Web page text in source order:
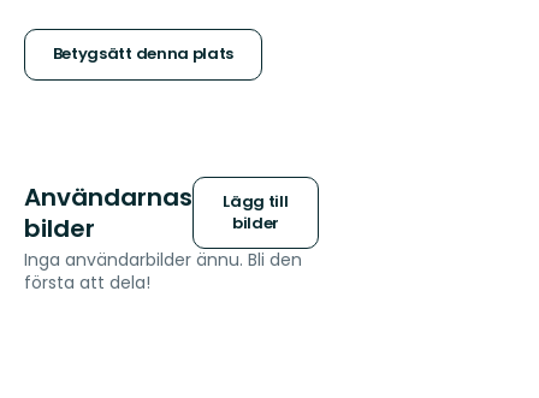
stjärnor
Betygsätt denna plats
Användarnas
bilder
Lägg till
bilder
Inga användarbilder ännu. Bli den
första att dela!